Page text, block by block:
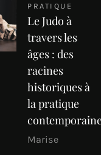
PRATIQUE
Le Judo à
travers les
âges : des
racines
historiques à
la pratique
Marise